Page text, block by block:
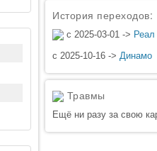
История переходов:
с 2025-03-01 ->
с 2025-10-16 -> Динамо
Травмы
Ещё ни разу за свою